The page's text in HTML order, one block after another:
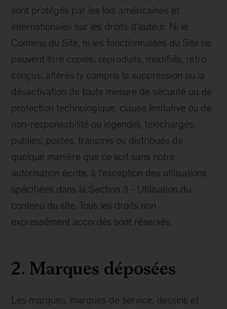
sont protégés par les lois américaines et
internationales sur les droits d'auteur. Ni le
Contenu du Site, ni les fonctionnalités du Site ne
peuvent être copiés, reproduits, modifiés, rétro
conçus, altérés (y compris la suppression ou la
désactivation de toute mesure de sécurité ou de
protection technologique, clause limitative ou de
non-responsabilité ou légende), téléchargés,
publiés, postés, transmis ou distribués de
quelque manière que ce soit sans notre
autorisation écrite, à l'exception des utilisations
spécifiées dans la Section 3 - Utilisation du
contenu du site. Tous les droits non
expressément accordés sont réservés.
2. Marques déposées
Les marques, marques de service, dessins et